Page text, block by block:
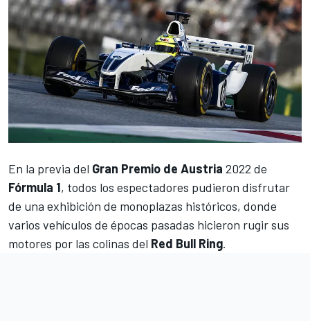
En la previa del Gran Premio de Austria 2022 de
Fórmula 1, todos los espectadores pudieron disfrutar
de una exhibición de monoplazas históricos, donde
varios vehículos de épocas pasadas hicieron rugir sus
motores por las colinas del Red Bull Ring.